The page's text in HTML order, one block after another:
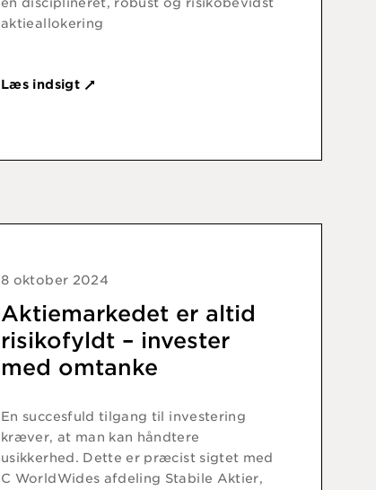
aktieallokering
Læs indsigt
8 oktober 2024
Aktiemarkedet er altid
risikofyldt – invester
med omtanke
En succesfuld tilgang til investering
kræver, at man kan håndtere
usikkerhed. Dette er præcist sigtet med
C WorldWides afdeling Stabile Aktier,